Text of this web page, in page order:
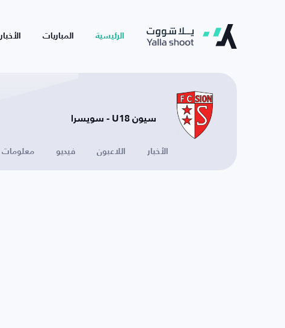
الرئيسية المباريات الأخبار
سيون U18 - سويسرا
الأخبار اللاعبون فيديو معلومات